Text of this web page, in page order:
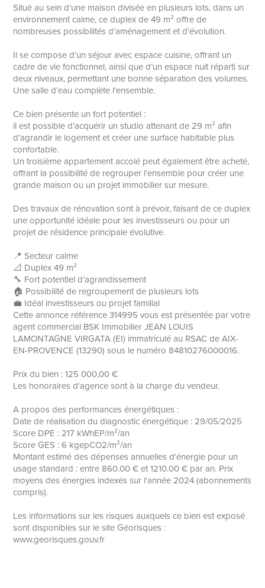
Situé au sein d’une maison divisée en plusieurs lots, dans un
environnement calme, ce duplex de 49 m² offre de
nombreuses possibilités d’aménagement et d’évolution.
Il se compose d’un séjour avec espace cuisine, offrant un
cadre de vie fonctionnel, ainsi que d’un espace nuit réparti sur
deux niveaux, permettant une bonne séparation des volumes.
Une salle d’eau complète l’ensemble.
Ce bien présente un fort potentiel :
il est possible d’acquérir un studio attenant de 29 m² afin
d’agrandir le logement et créer une surface habitable plus
confortable.
Un troisième appartement accolé peut également être acheté,
offrant la possibilité de regrouper l’ensemble pour créer une
grande maison ou un projet immobilier sur mesure.
Des travaux de rénovation sont à prévoir, faisant de ce duplex
une opportunité idéale pour les investisseurs ou pour un
projet de résidence principale évolutive.
📍 Secteur calme
📐 Duplex 49 m²
🔧 Fort potentiel d’agrandissement
🏠 Possibilité de regroupement de plusieurs lots
💼 Idéal investisseurs ou projet familial
Cette annonce référence 314995 vous est présentée par votre
agent commercial BSK Immobilier JEAN LOUIS
LAMONTAGNE VIRGATA (EI) immatriculé au RSAC de AIX-
EN-PROVENCE (13290) sous le numéro 84810276000016.
Prix du bien : 125 000,00 €
Les honoraires d'agence sont à la charge du vendeur.
A propos des performances énergétiques :
Date de réalisation du diagnostic énergétique : 29/05/2025
Score DPE : 217 kWhEP/m²/an
Score GES : 6 kgepCO2/m²/an
Montant estimé des dépenses annuelles d'énergie pour un
usage standard : entre 860.00 € et 1210.00 € par an. Prix
moyens des énergies indexés sur l'année 2024 (abonnements
compris).
Les informations sur les risques auxquels ce bien est exposé
sont disponibles sur le site Géorisques :
www.georisques.gouv.fr